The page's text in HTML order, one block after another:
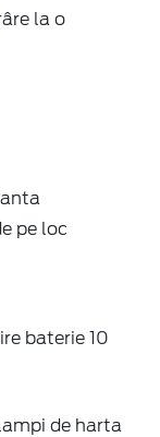
la o
pe loc
baterie 10
de harta